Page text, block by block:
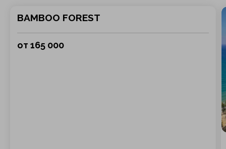
BAMBOO FOREST
от 165 000